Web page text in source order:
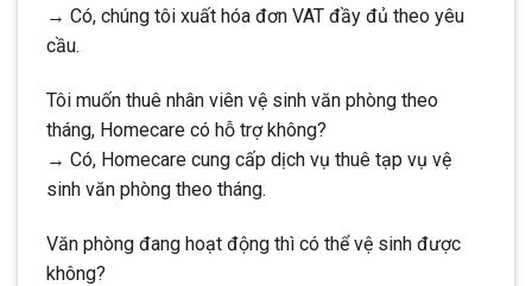
→ Có, chúng tôi xuất hóa đơn VAT đầy đủ theo yêu
cầu.
Tôi muốn thuê nhân viên vệ sinh văn phòng theo
tháng, Homecare có hỗ trợ không?
→ Có, Homecare cung cấp dịch vụ thuê tạp vụ vệ
sinh văn phòng theo tháng.
Văn phòng đang hoạt động thì có thể vệ sinh được
không?